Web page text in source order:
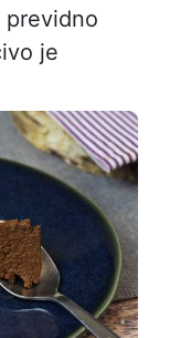
previdno
je